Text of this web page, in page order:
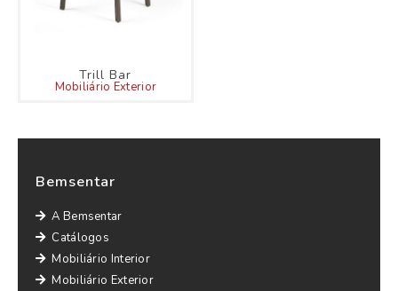
Trill Bar
Mobiliário Exterior
Bemsentar
A Bemsentar
Catálogos
Mobiliário Interior
Mobiliário Exterior